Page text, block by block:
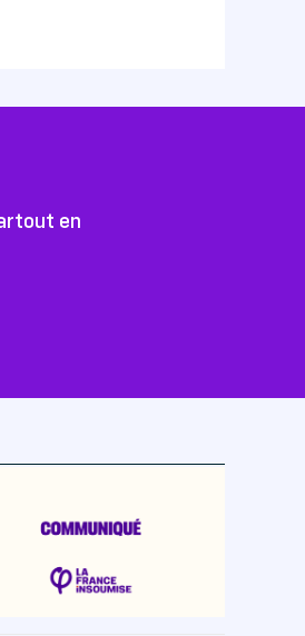
en